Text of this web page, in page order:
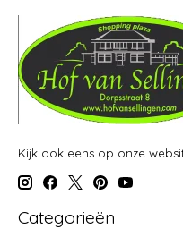
Kijk ook eens op onze
Categorieën